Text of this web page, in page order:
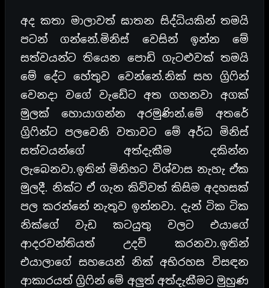
අද කතා මාලාවත් ඝාතන සිද්ධියකින් තමයි
පටන් ගන්නේ.මිනිස් වෙසින් ඉන්න මේ
සත්වයන්ට තියෙන පොඩි ගැටළුවක් තමයි
මේ දේට හේතුව වෙන්නේ.නික් සහ ග්‍රිෆින්
වෙනදා වගේ වැඩේට අත ගහනවා අගක්
මුලක් හොයාගන්න අරමුණින්.මේ අතරේ
ග්‍රිෆින්ට පලවෙනි වතාවට මේ අර්ධ මිනිස්
සත්වයන්ගේ අත්දැකීම දකින්න
ලැබෙනවා.ඉතින් මිනිහට විශ්වාස නැහැ ඒක
මුලදී. නික්ට ඒ ගැන කිව්වත් කිසිම අදහසක්
පල කරන්නේ නැතුව ඉන්නවා. දැන් ටික ටික
නික්ගේ වැඩ කටයුතු වලට එයාගේ
ආදරවන්තියත් උදව් කරනවා.ඉතින්
එයාලාගේ සහයෙන් නික් අභිරහස විසඳන
ආකාරයත් ග්‍රිෆින් මේ අලුත් අත්දැකීමට මුහුණ